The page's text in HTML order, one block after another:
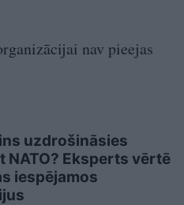
nav pieejas
uzdrošināsies
NATO? Eksperts vērtē
iespējamos